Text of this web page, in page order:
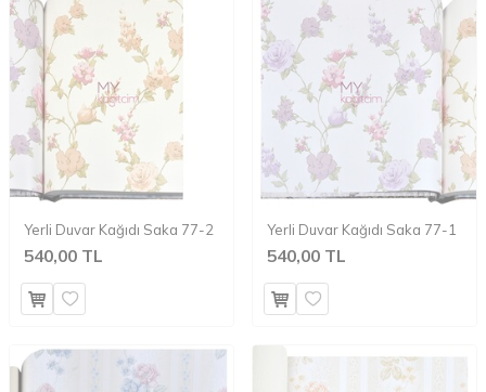
Yerli Duvar Kağıdı Saka 77-2
540,00 TL
Yerli Duvar Kağıdı Saka 77-1
540,00 TL